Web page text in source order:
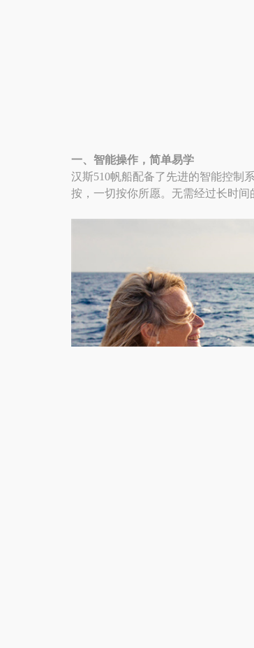
一、智能操作，简单易学
汉斯510帆船配备了先进的智能控制
按，一切按你所愿。无需经过长时间